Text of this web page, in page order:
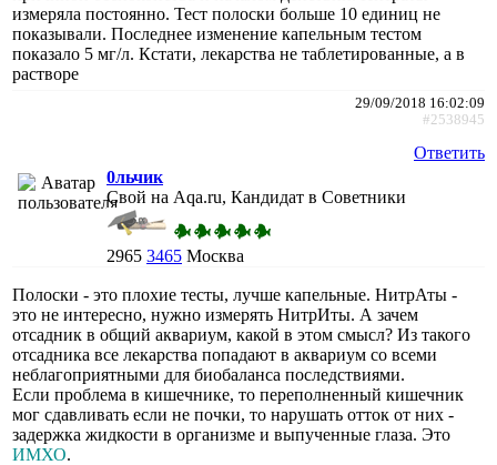
измеряла постоянно. Тест полоски больше 10 единиц не
показывали. Последнее изменение капельным тестом
показало 5 мг/л. Кстати, лекарства не таблетированные, а в
растворе
29/09/2018 16:02:09
#2538945
Ответить
0льчик
Свой на Aqa.ru, Кандидат в Советники
2965 3465 Москва
Полоски - это плохие тесты, лучше капельные. НитрАты -
это не интересно, нужно измерять НитрИты. А зачем
отсадник в общий аквариум, какой в этом смысл? Из такого
отсадника все лекарства попадают в аквариум со всеми
неблагоприятными для биобаланса последствиями.
Если проблема в кишечнике, то переполненный кишечник
мог сдавливать если не почки, то нарушать отток от них -
задержка жидкости в организме и выпученные глаза. Это
ИМХО.